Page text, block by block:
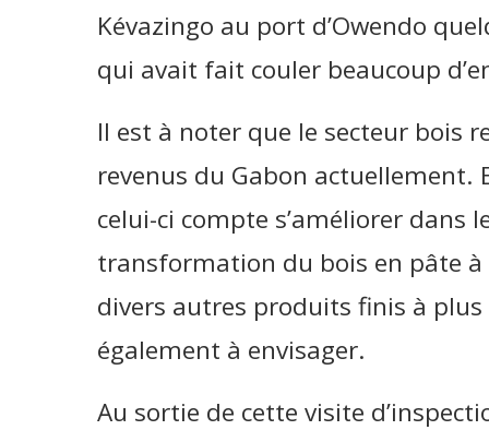
Kévazingo au port d’Owendo
qui avait fait couler beaucoup
Il est à noter que le secteur bois
revenus du Gabon actuellement.
celui-ci compte s’améliorer dans
transformation du bois en pâte
divers autres produits finis à
également à envisager.
Au sortie de cette visite